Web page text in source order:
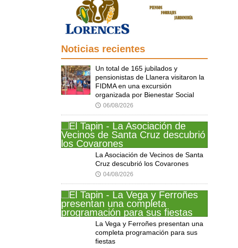
Noticias recientes
Un total de 165 jubilados y
pensionistas de Llanera visitaron la
FIDMA en una excursión
organizada por Bienestar Social
🕔 06/08/2026
La Asociación de Vecinos de Santa
Cruz descubrió los Covarones
🕔 04/08/2026
La Vega y Ferroñes presentan una
completa programación para sus
fiestas